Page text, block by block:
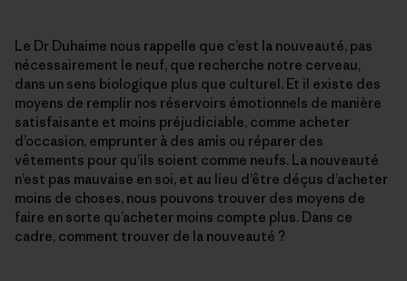
Le Dr Duhaime nous rappelle que c’est la nouveauté, pas
nécessairement le neuf, que recherche notre cerveau,
dans un sens biologique plus que culturel. Et il existe des
moyens de remplir nos réservoirs émotionnels de manière
satisfaisante et moins préjudiciable, comme acheter
d’occasion, emprunter à des amis ou réparer des
vêtements pour qu’ils soient comme neufs. La nouveauté
n’est pas mauvaise en soi, et au lieu d’être déçus d’acheter
moins de choses, nous pouvons trouver des moyens de
faire en sorte qu’acheter moins compte plus. Dans ce
cadre, comment trouver de la nouveauté ?